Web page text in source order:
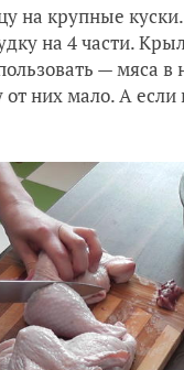
на крупные
на 4 части.
— мяса в
от них мало. А если